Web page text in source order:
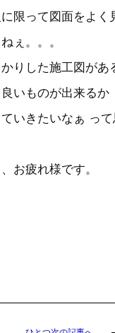
限って図面をよく
ぇ。。。
りした施工図があ
いものが出来るか
いきたいなぁ っ
お疲れ様です。